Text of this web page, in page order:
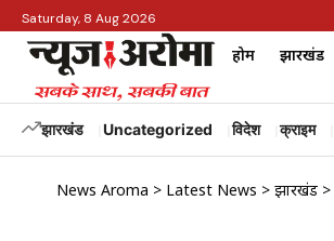
Saturday, 8 Aug 2026
होम झारखंड
झारखंड Uncategorized विदेश क्राइम
News Aroma > Latest News > झारखंड >